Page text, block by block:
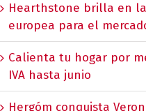
Hearthstone brilla en la
europea para el
Calienta tu hogar por
IVA hasta junio
Hergóm conquista